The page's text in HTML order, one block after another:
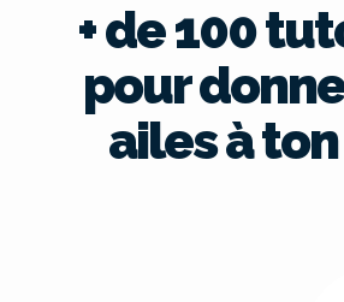
+ de 100
pour
ailes à